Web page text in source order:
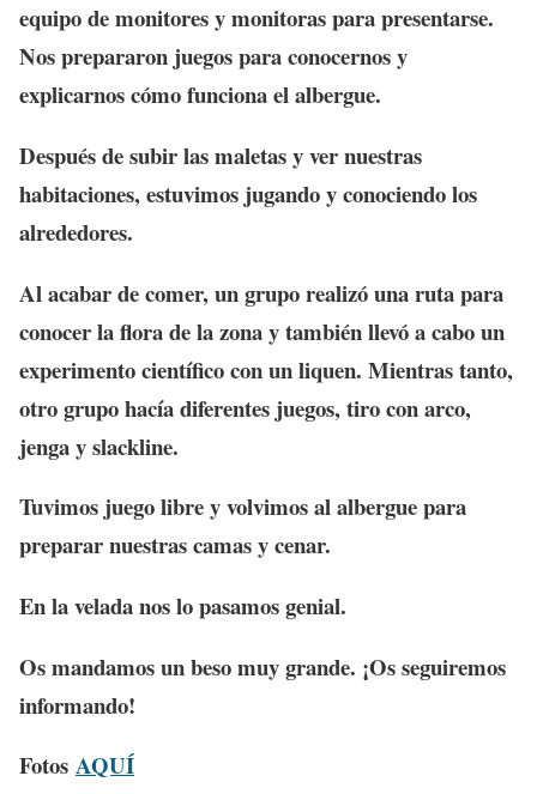
equipo de monitores y monitoras para presentarse.
Nos prepararon juegos para conocernos y
explicarnos cómo funciona el albergue.
Después de subir las maletas y ver nuestras
habitaciones, estuvimos jugando y conociendo los
alrededores.
Al acabar de comer, un grupo realizó una ruta para
conocer la flora de la zona y también llevó a cabo un
experimento científico con un liquen. Mientras tanto,
otro grupo hacía diferentes juegos, tiro con arco,
jenga y slackline.
Tuvimos juego libre y volvimos al albergue para
preparar nuestras camas y cenar.
En la velada nos lo pasamos genial.
Os mandamos un beso muy grande. ¡Os seguiremos
informando!
Fotos AQUÍ